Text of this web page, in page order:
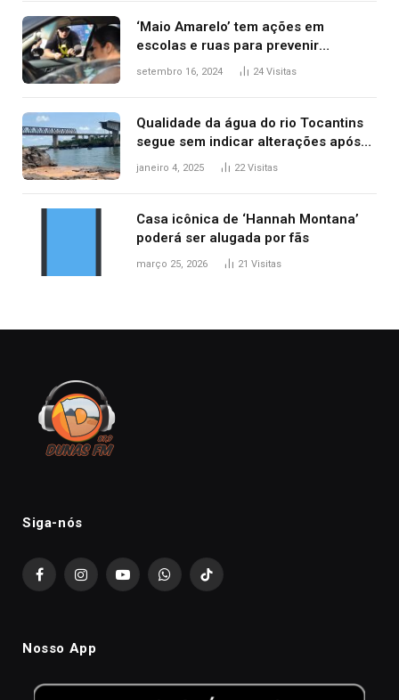
‘Maio Amarelo’ tem ações em
escolas e ruas para prevenir
acidentes no trânsito no AP
setembro 16, 2024 24 Visitas
Qualidade da água do rio Tocantins
segue sem indicar alterações após
desabamento da ponte entre MA e
janeiro 4, 2025 22Visitas
Casa icônica de ‘Hannah Montana’
poderá ser alugada por fãs
março 25, 2026 21 Visitas
Siga-nós
FacebookInstagramYouTubeWhatsAppTikTok
Nosso App